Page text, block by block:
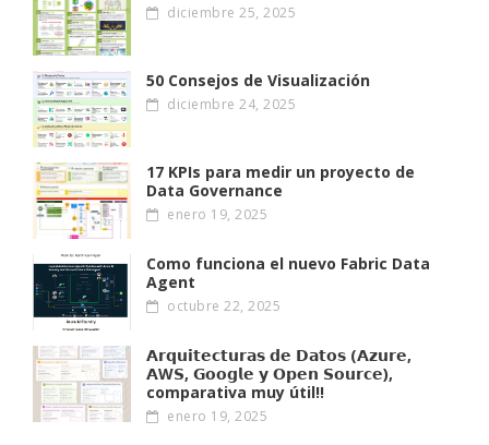
diciembre 25, 2025
50 Consejos de Visualización
diciembre 24, 2025
17 KPIs para medir un proyecto de
Data Governance
enero 19, 2025
Como funciona el nuevo Fabric Data
Agent
octubre 22, 2025
𝗔𝗿𝗾𝘂𝗶𝘁𝗲𝗰𝘁𝘂𝗿𝗮𝘀 𝗱𝗲 𝗗𝗮𝘁𝗼𝘀 (𝗔𝘇𝘂𝗿𝗲,
𝗔W𝗦, 𝗚𝗼𝗼𝗴𝗹𝗲 𝘆 𝗢𝗽𝗲𝗻 𝗦𝗼𝘂𝗿𝗰𝗲),
comparativa muy útil!!
enero 19, 2025